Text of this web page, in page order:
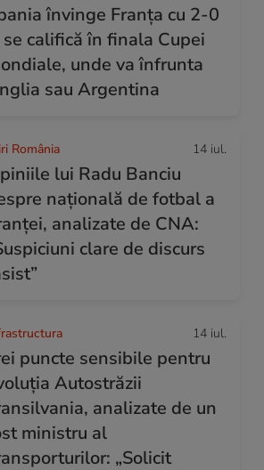
învinge Franța cu 2-0
se califică în finala Cupei
unde va înfrunta
sau Argentina
România 14 iul.
lui Radu Banciu
națională de fotbal a
analizate de CNA:
clare de discurs
14 iul.
puncte sensibile pentru
Autostrăzii
analizate de un
ministru al
„Solicit